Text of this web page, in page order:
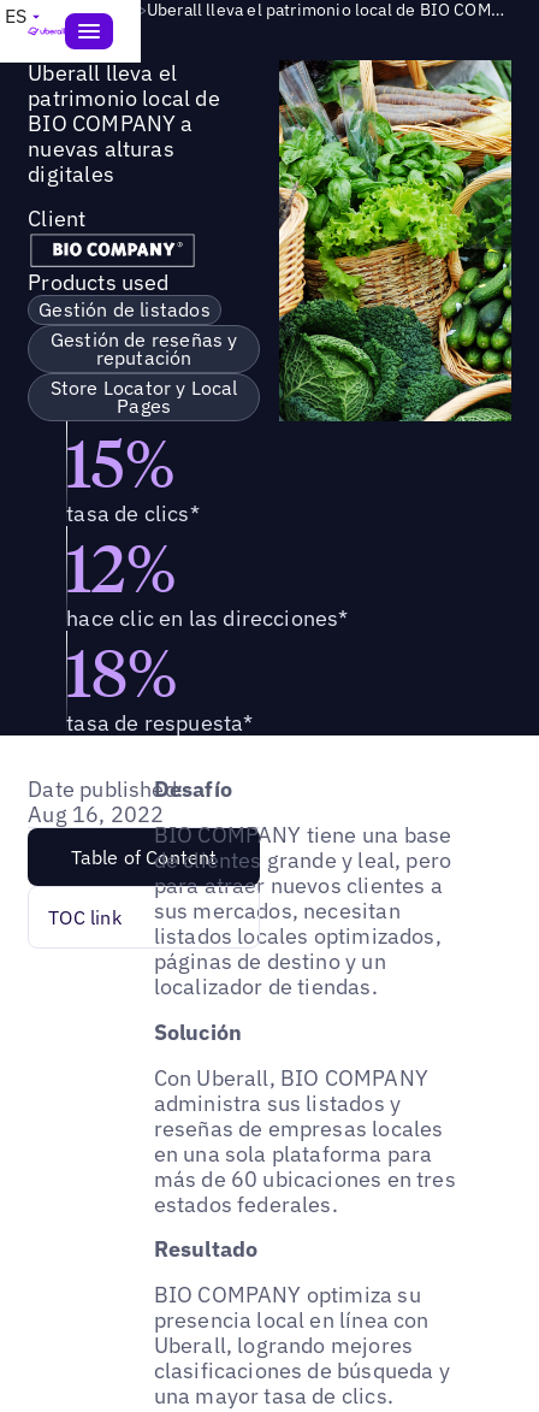
ES Success Story > Uberall lleva el patrimonio local de BIO COMPANY a nuevas alturas digitales
Uberall lleva el
patrimonio local de
BIO COMPANY a
nuevas alturas
digitales
Client
Products used
Gestión de listados
Gestión de reseñas y
reputación
Store Locator y Local
Pages
15%
tasa de clics*
12%
hace clic en las direcciones*
18%
tasa de respuesta*
Date published:
Aug 16, 2022
Table of Content
TOC link
Desafío
BIO COMPANY tiene una base
de clientes grande y leal, pero
para atraer nuevos clientes a
sus mercados, necesitan
listados locales optimizados,
páginas de destino y un
localizador de tiendas.
Solución
Con Uberall, BIO COMPANY
administra sus listados y
reseñas de empresas locales
en una sola plataforma para
más de 60 ubicaciones en tres
estados federales.
Resultado
BIO COMPANY optimiza su
presencia local en línea con
Uberall, logrando mejores
clasificaciones de búsqueda y
una mayor tasa de clics.